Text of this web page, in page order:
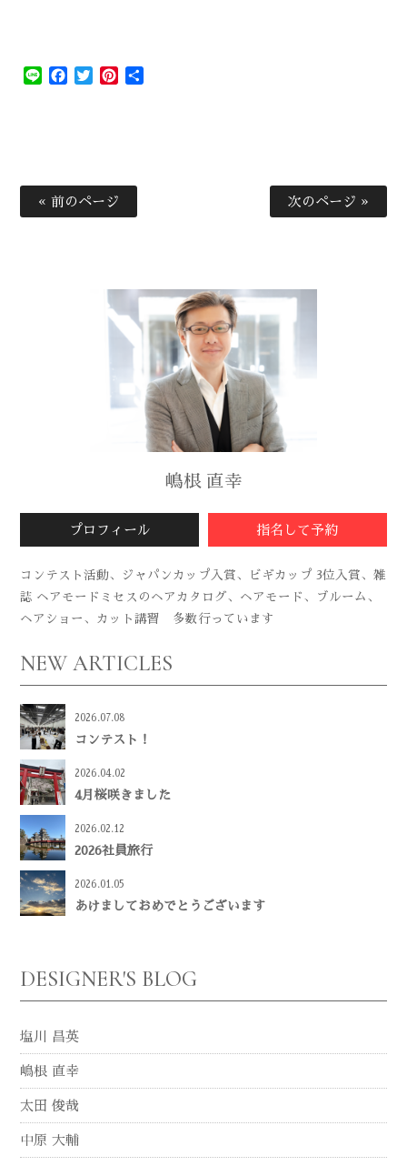
Line Facebook
TwitterPinterest
« 前のページ 次のページ »
嶋根 直幸
プロフィール 指名して予約
コンテスト活動、ジャパンカップ入賞、ビギカップ 3位入賞、雑
誌 ヘアモードミセスのヘアカタログ、ヘアモード、ブルーム、
ヘアショー、カット講習 多数行っています
NEW ARTICLES
2026.07.08
コンテスト！
2026.04.02
4月桜咲きました
2026.02.12
2026社員旅行
2026.01.05
あけましておめでとうございます
DESIGNER'S BLOG
塩川 昌英
嶋根 直幸
太田 俊哉
中原 大輔